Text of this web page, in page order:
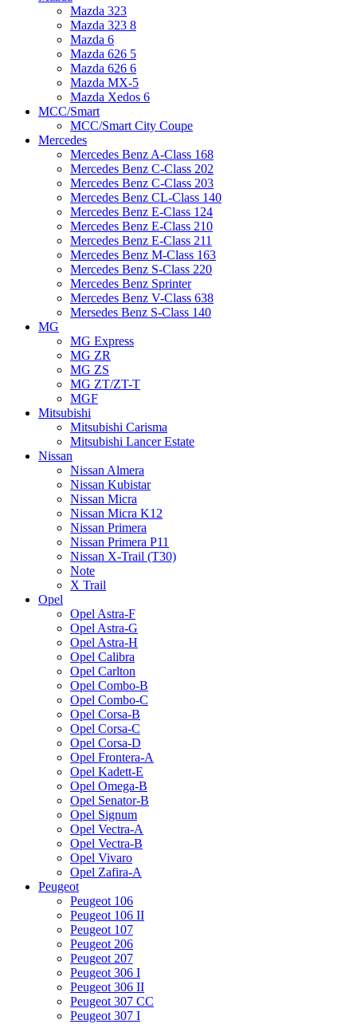
Mazda 323
Mazda 323 8
Mazda 6
Mazda 626 5
Mazda 626 6
Mazda MX-5
Mazda Xedos 6
MCC/Smart
MCC/Smart City Coupe
Mercedes
Mercedes Benz A-Class 168
Mercedes Benz C-Class 202
Mercedes Benz C-Class 203
Mercedes Benz CL-Class 140
Mercedes Benz E-Class 124
Mercedes Benz E-Class 210
Mercedes Benz E-Class 211
Mercedes Benz M-Class 163
Mercedes Benz S-Class 220
Mercedes Benz Sprinter
Mercedes Benz V-Class 638
Mersedes Benz S-Class 140
MG
MG Express
MG ZR
MG ZS
MG ZT/ZT-T
MGF
Mitsubishi
Mitsubishi Carisma
Mitsubishi Lancer Estate
Nissan
Nissan Almera
Nissan Kubistar
Nissan Micra
Nissan Micra K12
Nissan Primera
Nissan Primera P11
Nissan X-Trail (T30)
Note
X Trail
Opel
Opel Astra-F
Opel Astra-G
Opel Astra-H
Opel Calibra
Opel Carlton
Opel Combo-B
Opel Combo-C
Opel Corsa-B
Opel Corsa-C
Opel Corsa-D
Opel Frontera-A
Opel Kadett-E
Opel Omega-B
Opel Senator-B
Opel Signum
Opel Vectra-A
Opel Vectra-B
Opel Vivaro
Opel Zafira-A
Peugeot
Peugeot 106
Peugeot 106 II
Peugeot 107
Peugeot 206
Peugeot 207
Peugeot 306 I
Peugeot 306 II
Peugeot 307 CC
Peugeot 307 I